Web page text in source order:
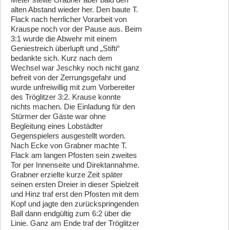
alten Abstand wieder her. Den baute T.
Flack nach herrlicher Vorarbeit von
Krauspe noch vor der Pause aus. Beim
3:1 wurde die Abwehr mit einem
Geniestreich überlupft und „Stifti“
bedankte sich. Kurz nach dem
Wechsel war Jeschky noch nicht ganz
befreit von der Zerrungsgefahr und
wurde unfreiwillig mit zum Vorbereiter
des Tröglitzer 3:2. Krause konnte
nichts machen. Die Einladung für den
Stürmer der Gäste war ohne
Begleitung eines Lobstädter
Gegenspielers ausgestellt worden.
Nach Ecke von Grabner machte T.
Flack am langen Pfosten sein zweites
Tor per Innenseite und Direktannahme.
Grabner erzielte kurze Zeit später
seinen ersten Dreier in dieser Spielzeit
und Hinz traf erst den Pfosten mit dem
Kopf und jagte den zurückspringenden
Ball dann endgültig zum 6:2 über die
Linie. Ganz am Ende traf der Tröglitzer